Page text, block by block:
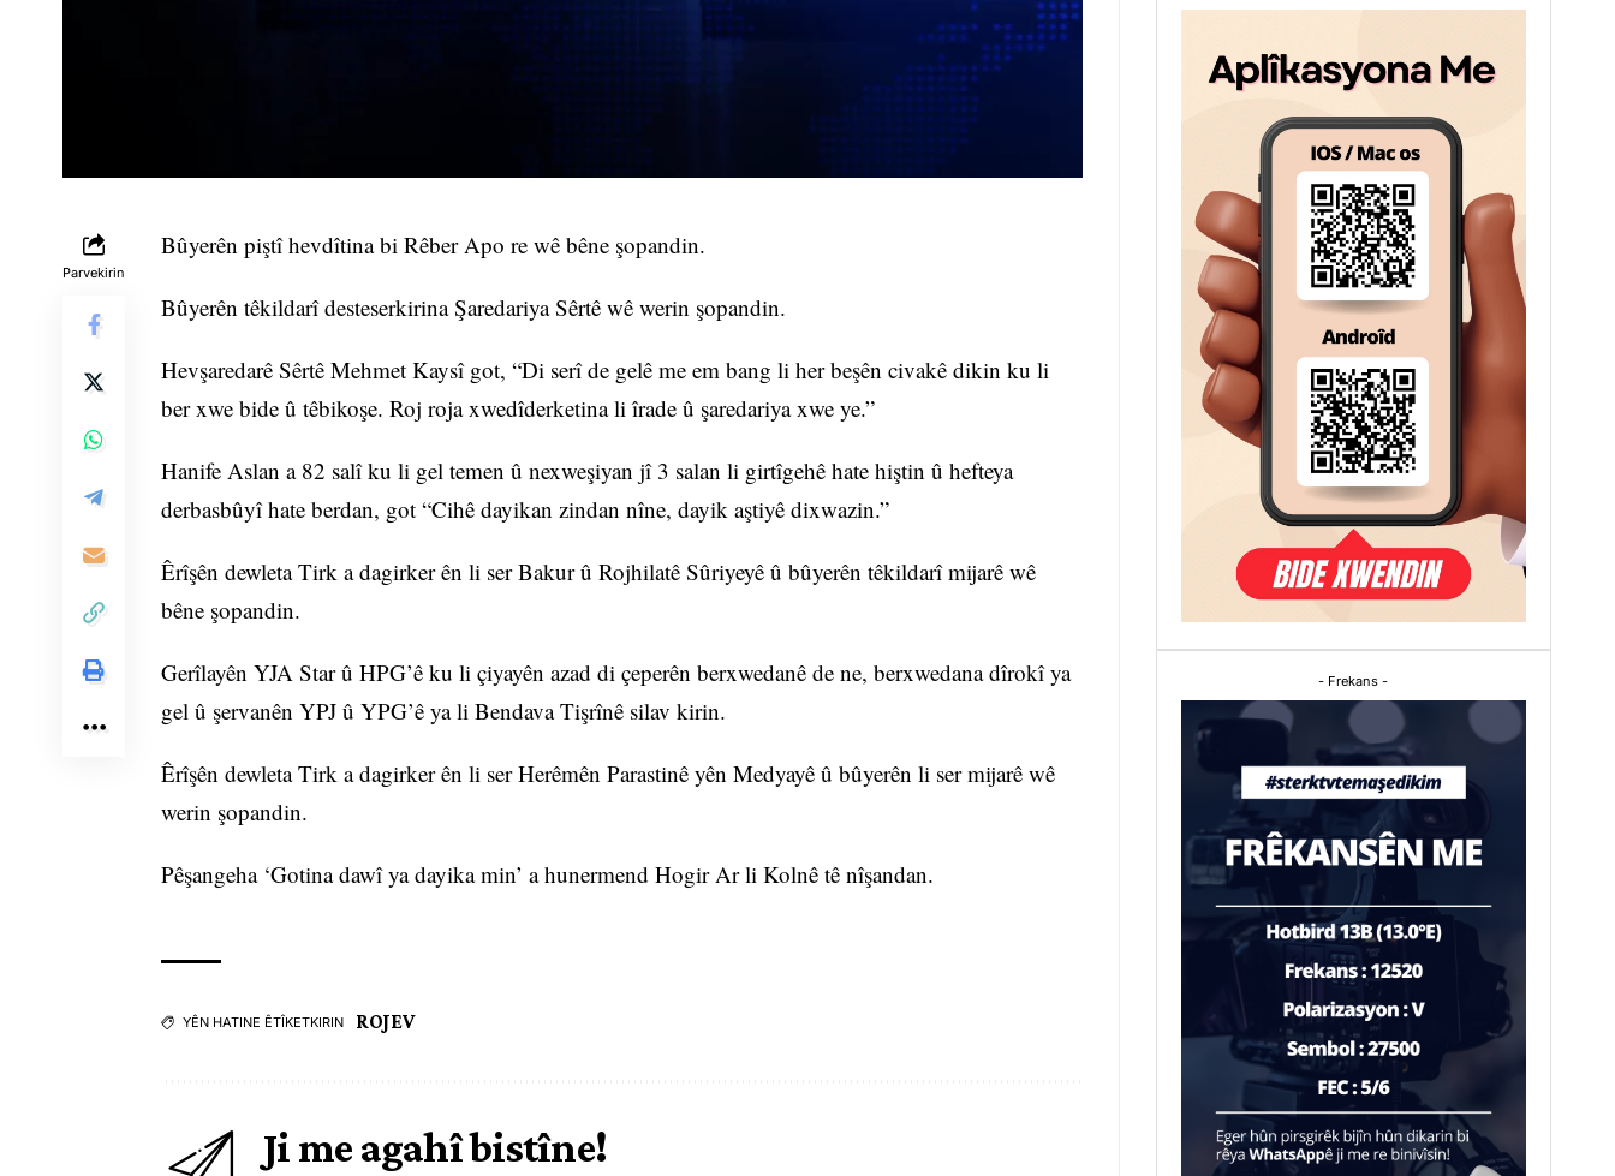
Parvekirin
Bûyerên piştî hevdîtina bi Rêber Apo re wê bêne şopandin.
Bûyerên têkildarî desteserkirina Şaredariya Sêrtê wê werin şopandin.
Hevşaredarê Sêrtê Mehmet Kaysî got, “Di serî de gelê me em bang li her beşên civakê dikin ku li
ber xwe bide û têbikoşe. Roj roja xwedîderketina li îrade û şaredariya xwe ye.”
Hanife Aslan a 82 salî ku li gel temen û nexweşiyan jî 3 salan li girtîgehê hate hiştin û hefteya
derbasbûyî hate berdan, got “Cihê dayikan zindan nîne, dayik aştiyê dixwazin.”
Êrîşên dewleta Tirk a dagirker ên li ser Bakur û Rojhilatê Sûriyeyê û bûyerên têkildarî mijarê wê
bêne şopandin.
Gerîlayên YJA Star û HPG’ê ku li çiyayên azad di çeperên berxwedanê de ne, berxwedana dîrokî ya
gel û şervanên YPJ û YPG’ê ya li Bendava Tişrînê silav kirin.
Êrîşên dewleta Tirk a dagirker ên li ser Herêmên Parastinê yên Medyayê û bûyerên li ser mijarê wê
werin şopandin.
Pêşangeha ‘Gotina dawî ya dayika min’ a hunermend Hogir Ar li Kolnê tê nîşandan.
YÊN HATINE ÊTÎKETKIRIN ROJEV
Ji me agahî bistîne!
- Frekans -